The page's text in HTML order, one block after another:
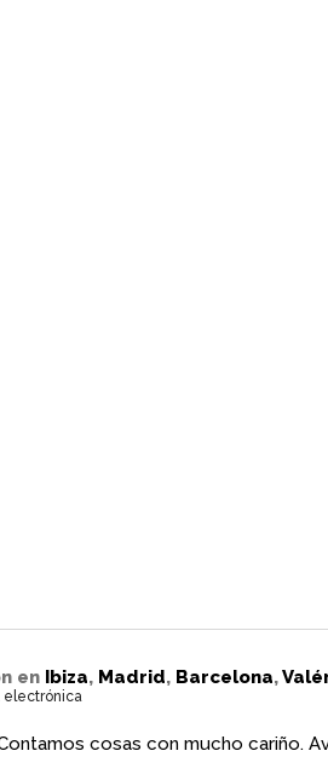
en Ibiza, Madrid, Barcelona,
electrónica
cosas con mucho cariño.